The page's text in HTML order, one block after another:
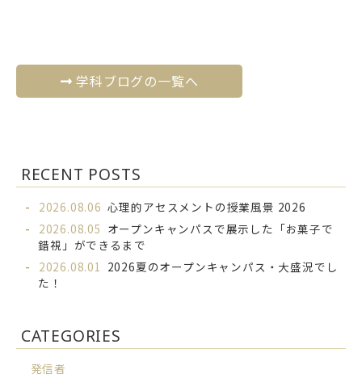
学科ブログの一覧へ
RECENT POSTS
2026.08.06 心理的アセスメントの授業風景 2026
2026.08.05 オープンキャンパスで展示した「お菓子で
錯視」ができるまで
2026.08.01
2026夏のオープンキャンパス・大盛況でし
た！
CATEGORIES
発信者